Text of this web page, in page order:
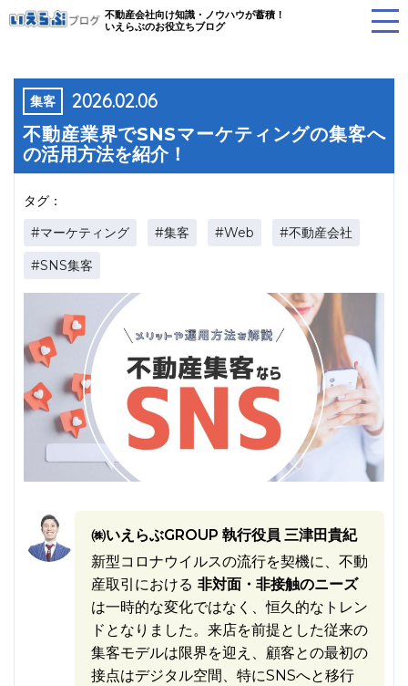
不動産会社向け知識・ノウハウが蓄積！
いえらぶのお役立ちブログ
集客 2026.02.06
不動産業界でSNSマーケティングの集客へ
の活用方法を紹介！
タグ：
#マーケティング #集客 #Web
#不動産会社
#SNS集客
㈱いえらぶGROUP 執行役員 三津田貴紀
新型コロナウイルスの流行を契機に、不動
産取引における 非対面・非接触のニーズ
は一時的な変化ではなく、恒久的なトレン
ドとなりました。来店を前提とした従来の
集客モデルは限界を迎え、顧客との最初の
接点はデジタル空間、特にSNSへと移行